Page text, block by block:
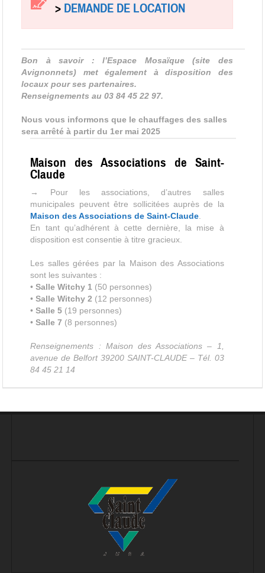
> DEMANDE DE LOCATION
Bon à savoir : l’Espace Mosaïque(site des
Avignonnets) met également à disposition des
locaux pour ses partenaires.
Renseignements au 03 84 45 22 97.
Nous vous informons que le chauffages des salles
sera arrêté à partir du 1er mai 2025
Maison des Associations de Saint-
Claude
→ Pour les associations, d’autres salles
municipales peuvent être sollicitées auprès de la
Maison des Associations de Saint-Claude
En tant qu’adhérent à cette dernière, la mise à
disposition est consentie à titre gracieux.
Les salles gérées par la Maison des Associations
sont les suivantes :
•Salle Witchy 1 (50 personnes)
•Salle Witchy 2 (12 personnes)
•Salle 5 (19 personnes)
•Salle 7 (8 personnes)
Renseignements : Maison des Associations – 1,
avenue de Belfort 39200 SAINT-CLAUDE – Tél. 03
84 45 21 14